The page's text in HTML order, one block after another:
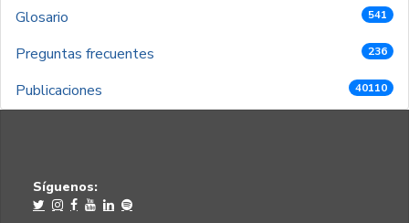
Glosario 541
Preguntas frecuentes 236
Publicaciones 40110
Síguenos: